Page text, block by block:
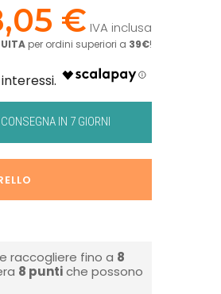
€ IVA inclusa
per ordini superiori a 39€!
CONSEGNA IN 7 GIORNI
raccogliere fino a 8
8 puntiche possono